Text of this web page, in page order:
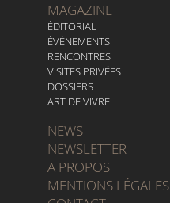
MAGAZINE
ÉDITORIAL
ÉVÈNEMENTS
RENCONTRES
VISITES PRIVÉES
DOSSIERS
ART DE VIVRE
NEWS
NEWSLETTER
A PROPOS
MENTIONS LÉGALES